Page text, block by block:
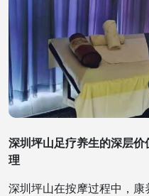
深圳坪山足疗养生的深层
理
深圳坪山在按摩过程中，康